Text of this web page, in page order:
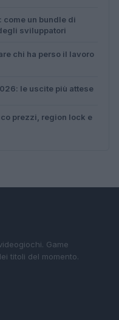
come un bundle di
sviluppatori
chi ha perso il lavoro
le uscite più attese
prezzi, region lock e
Game
titoli del momento.